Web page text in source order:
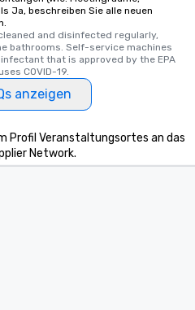
Ja, beschreiben Sie alle neuen
and disinfected regularly,
bathrooms. Self-service machines
that is approved by the EPA
COVID-19.
anzeigen
Profil Veranstaltungsortes an das
Network.